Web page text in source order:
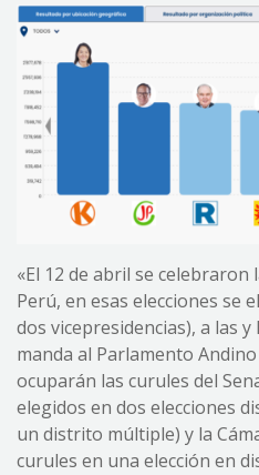
«El 12 de abril se celebraron
Perú, en esas elecciones se
dos vicepresidencias), a las
manda al Parlamento
ocuparán las curules del
elegidos en dos elecciones
un distrito múltiple) y la
curules en una elección en